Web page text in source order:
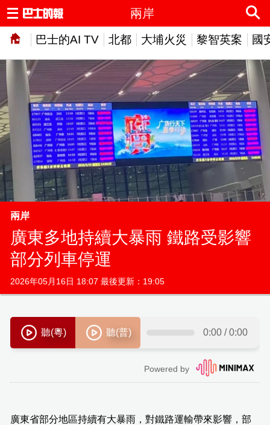
巴士的AI TV 北都 大埔火災 黎智英案 國
兩岸
兩岸
廣東多地持續大暴雨 鐵路受影響
部分列車停運
2026年05月16日 18:07 最後更新：19:05
廣東省部分地區持續有大暴雨，對鐵路運輸帶來影響，部